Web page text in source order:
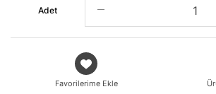
Adet
Favorilerime Ekle